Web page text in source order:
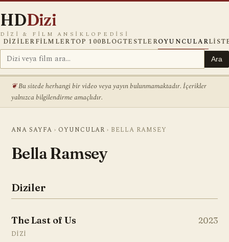
HDDizi
DIZI & FILM ANSIKLOPEDISI
DIZILERFILMLERTOP 100BLOGTESTLEROYUNCULAR
Ara
Bu sitede herhangi bir video veya yayın bulunmamaktadır. İçerikler
yalnızca bilgilendirme amaçlıdır.
ANA SAYFA › OYUNCULAR › BELLA RAMSEY
Bella Ramsey
Diziler
The Last of Us 2023
DIZI